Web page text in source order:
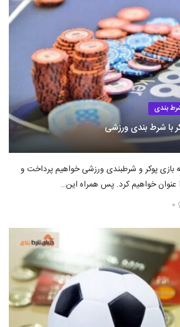
بندی
با شرط بندی ورزشی
بازی پوکر و شرطبندی ورزشی خواهیم پرداخت و
عنوان خواهیم کرد. پس همراه این…
۰